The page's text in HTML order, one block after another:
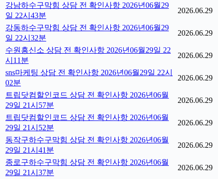
강남하수구막힘 상담 전 확인사항 2026년06월29
일 22시43분
2026.06.29
강동하수구막힘 상담 전 확인사항 2026년06월29
일 22시32분
2026.06.29
수원흥신소 상담 전 확인사항 2026년06월29일 22
시11분
2026.06.29
sns마케팅 상담 전 확인사항 2026년06월29일 22시
02분
2026.06.29
트립닷컴할인코드 상담 전 확인사항 2026년06월
29일 21시57분
2026.06.29
트립닷컴할인코드 상담 전 확인사항 2026년06월
29일 21시52분
2026.06.29
동작구하수구막힘 상담 전 확인사항 2026년06월
29일 21시41분
2026.06.29
종로구하수구막힘 상담 전 확인사항 2026년06월
29일 21시37분
2026.06.29